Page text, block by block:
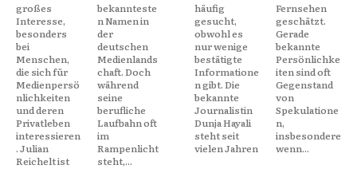
großes
Interesse,
besonders
bei
Menschen,
die sich für
Medienpersö
nlichkeiten
und deren
Privatleben
interessieren
. Julian
Reichelt ist
bekannteste
n Namen in
der
deutschen
Medienlands
chaft. Doch
während
seine
berufliche
Laufbahn oft
im
Rampenlicht
steht,...
häufig
gesucht,
obwohl es
nur wenige
bestätigte
Informatione
n gibt. Die
bekannte
Journalistin
Dunja Hayali
steht seit
vielen Jahren
Fernsehen
geschätzt.
Gerade
bekannte
Persönlichke
iten sind oft
Gegenstand
von
Spekulatione
n,
insbesondere
wenn...